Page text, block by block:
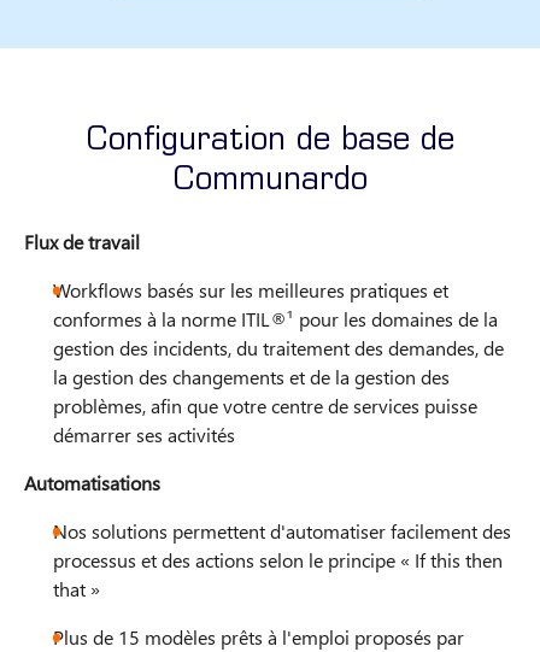
Configuration de base de
Communardo
Flux de travail
Workflows basés sur les meilleures pratiques et
conformes à la norme ITIL®¹ pour les domaines de la
gestion des incidents, du traitement des demandes, de
la gestion des changements et de la gestion des
problèmes, afin que votre centre de services puisse
démarrer ses activités
Automatisations
Nos solutions permettent d'automatiser facilement des
processus et des actions selon le principe « If this then
that »
Plus de 15 modèles prêts à l'emploi proposés par